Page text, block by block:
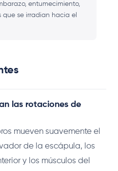
entumecimiento,
que se irradian hacia el
las rotaciones de
mueven suavemente el
de la escápula, los
y los músculos del